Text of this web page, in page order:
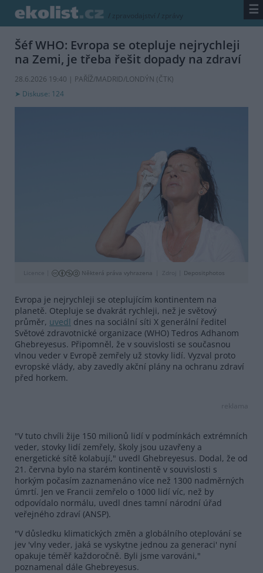
/ zpravodajství / zprávy ☰
Šéf WHO: Evropa se otepluje nejrychleji
na Zemi, je třeba řešit dopady na zdraví
28.6.2026 19:40 | PAŘÍŽ/MADRID/LONDÝN (ČTK)
Diskuse: 124
Licence | Některá práva vyhrazena Zdroj | Depositphotos
Evropa je nejrychleji se oteplujícím kontinentem na
planetě. Otepluje se dvakrát rychleji, než je světový
průměr, uvedl dnes na sociální síti X generální ředitel
Světové zdravotnické organizace (WHO) Tedros Adhanom
Ghebreyesus. Připomněl, že v souvislosti se současnou
vlnou veder v Evropě zemřely už stovky lidí. Vyzval proto
evropské vlády, aby zavedly akční plány na ochranu zdraví
před horkem.
reklama
"V tuto chvíli žije 150 milionů lidí v podmínkách extrémních
veder, stovky lidí zemřely, školy jsou uzavřeny a
energetické sítě kolabují," uvedl Ghebreyesus. Dodal, že od
21. června bylo na starém kontinentě v souvislosti s
horkým počasím zaznamenáno více než 1300 nadměrných
úmrtí. Jen ve Francii zemřelo o 1000 lidí víc, než by
odpovídalo normálu, uvedl dnes tamní národní úřad
veřejného zdraví (ANSP).
"V důsledku klimatických změn a globálního oteplování se
jev 'vlny veder, jaká se vyskytne jednou za generaci' nyní
opakuje téměř každoročně. Byli jsme varováni,"
poznamenal dále Ghebreyesus.